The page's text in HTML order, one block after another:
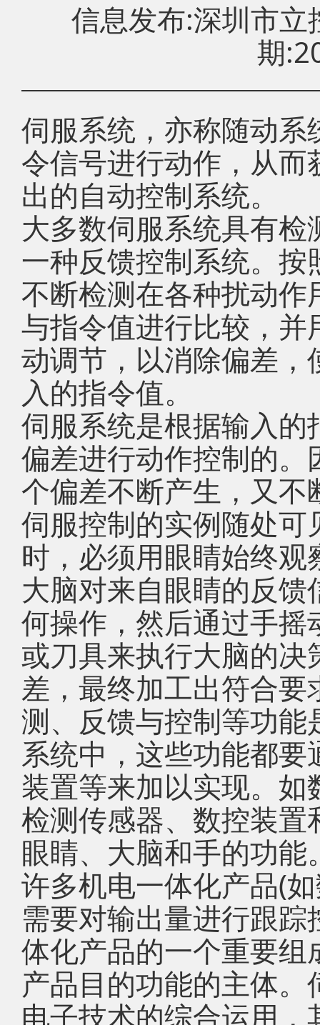
信息发布:深圳市
期
伺服系统，亦称随动
令信号进行动作，从
出的自动控制系统。
大多数伺服系统具有
一种反馈控制系统。
不断检测在各种扰动
与指令值进行比较，
动调节，以消除偏差
入的指令值。
伺服系统是根据输入
偏差进行动作控制的
个偏差不断产生，又
伺服控制的实例随处
时，必须用眼睛始终
大脑对来自眼睛的反
何操作，然后通过手
或刀具来执行大脑的
差，最终加工出符合
测、反馈与控制等功
系统中，这些功能都
装置等来加以实现。
检测传感器、数控装
眼睛、大脑和手的功能
许多机电一体化产品(
需要对输出量进行跟
体化产品的一个重要
产品目的功能的主体
电子技术的综合运用